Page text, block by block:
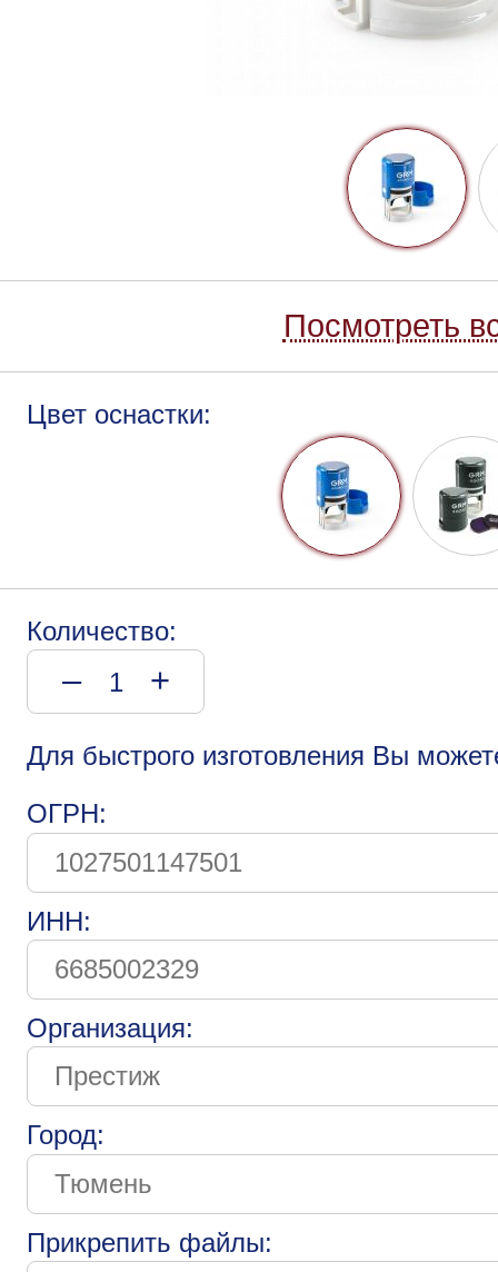
Посмотреть
Цвет оснастки:
Количество:
– +
Для быстрого изготовления Вы
ОГРН:
ИНН:
Организация:
Город:
Прикрепить файлы: